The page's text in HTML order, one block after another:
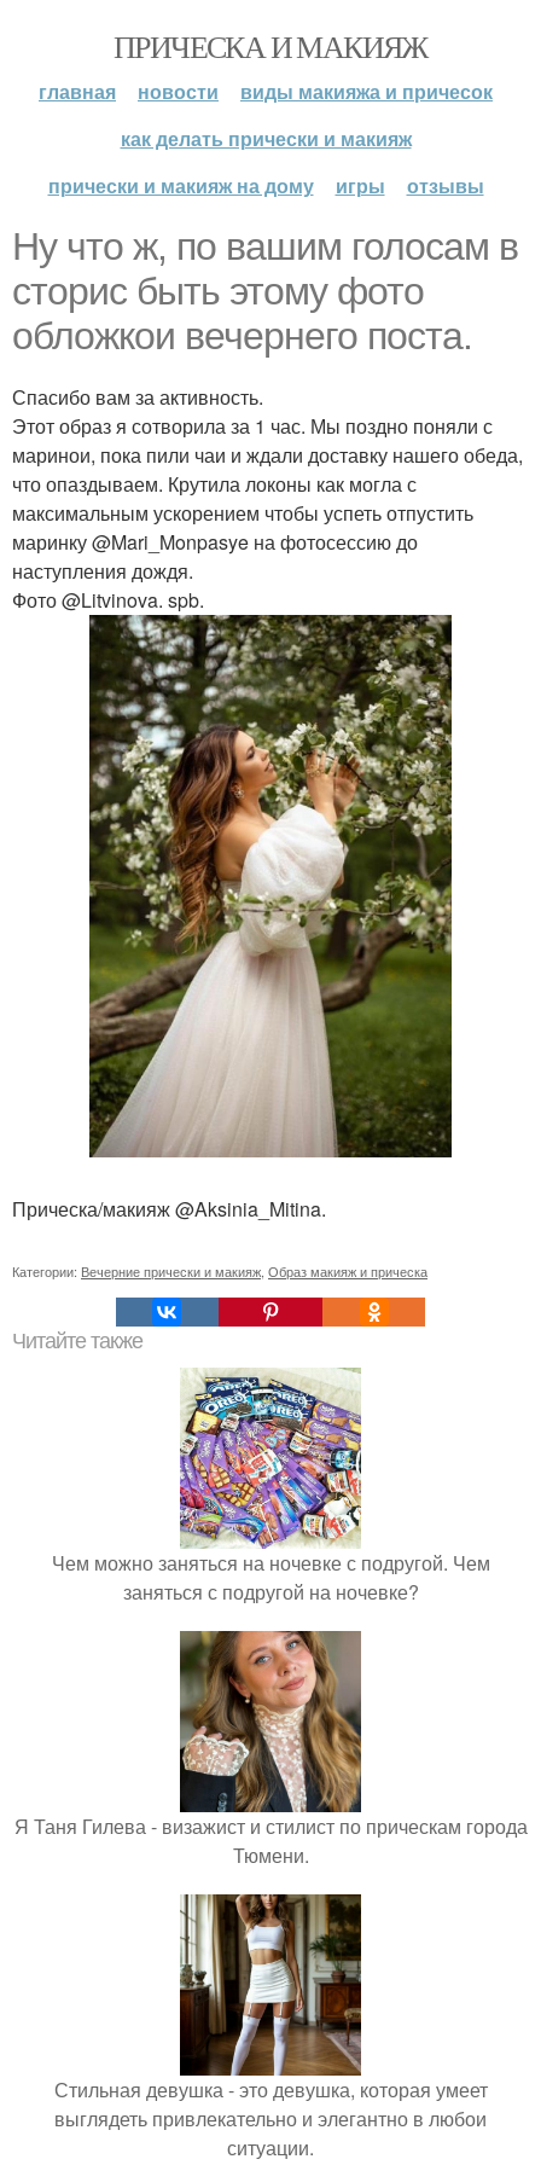
ПРИЧЕСКА И МАКИЯЖ
главная новости
виды макияжа и причесок
как делать прически и макияж
прически и макияж на дому
игры отзывы
Ну что ж, по вашим голосам в
сторис быть этому фото
обложкои вечернего поста.
Спасибо вам за активность.
Этот образ я сотворила за 1 час. Мы поздно поняли с
маринои, пока пили чаи и ждали доставку нашего обеда,
что опаздываем. Крутила локоны как могла с
максимальным ускорением чтобы успеть отпустить
маринку @Mari_Monpasye на фотосессию до
наступления дождя.
Фото @Litvinova. spb.
Прическа/макияж @Aksinia_Mitina.
Категории: Вечерние прически и макияж, Образ макияж и прическа
Читайте также
Чем можно заняться на ночевке с подругой. Чем
заняться с подругой на ночевке?
Я Таня Гилева - визажист и стилист по прическам города
Тюмени.
Стильная девушка - это девушка, которая умеет
выглядеть привлекательно и элегантно в любои
ситуации.